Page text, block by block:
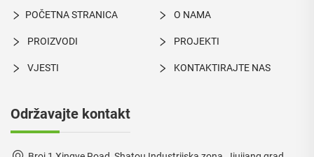
POČETNA STRANICA O NAMA
PROIZVODI PROJEKTI
VJESTI KONTAKTIRAJTE NAS
Održavajte kontakt